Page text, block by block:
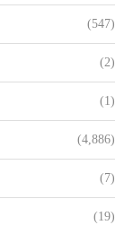
(547)
(2)
(1)
(4,886)
(7)
(19)